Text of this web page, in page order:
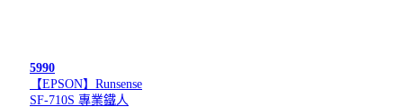
5990
【EPSON】Runsense
SF-710S 專業鐵人